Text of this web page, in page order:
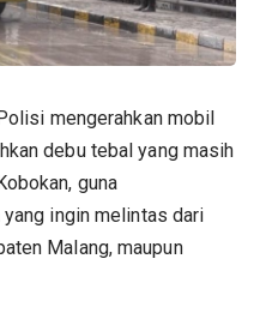
mengerahkan mobil
debu tebal yang masih
guna
ingin melintas dari
Malang, maupun